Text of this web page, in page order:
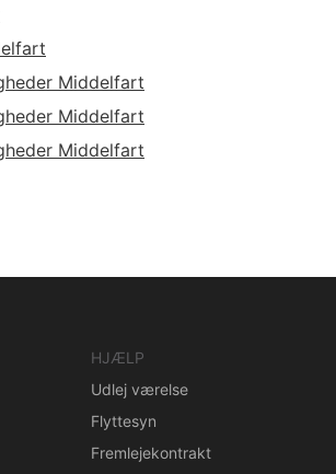
Middelfart
Middelfart
Middelfart
HJÆLP
Udlej værelse
Flyttesyn
Fremlejekontrakt